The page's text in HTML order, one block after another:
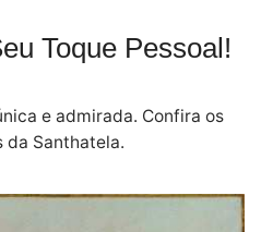
Toque Pessoal!
e admirada. Confira os
da Santhatela.